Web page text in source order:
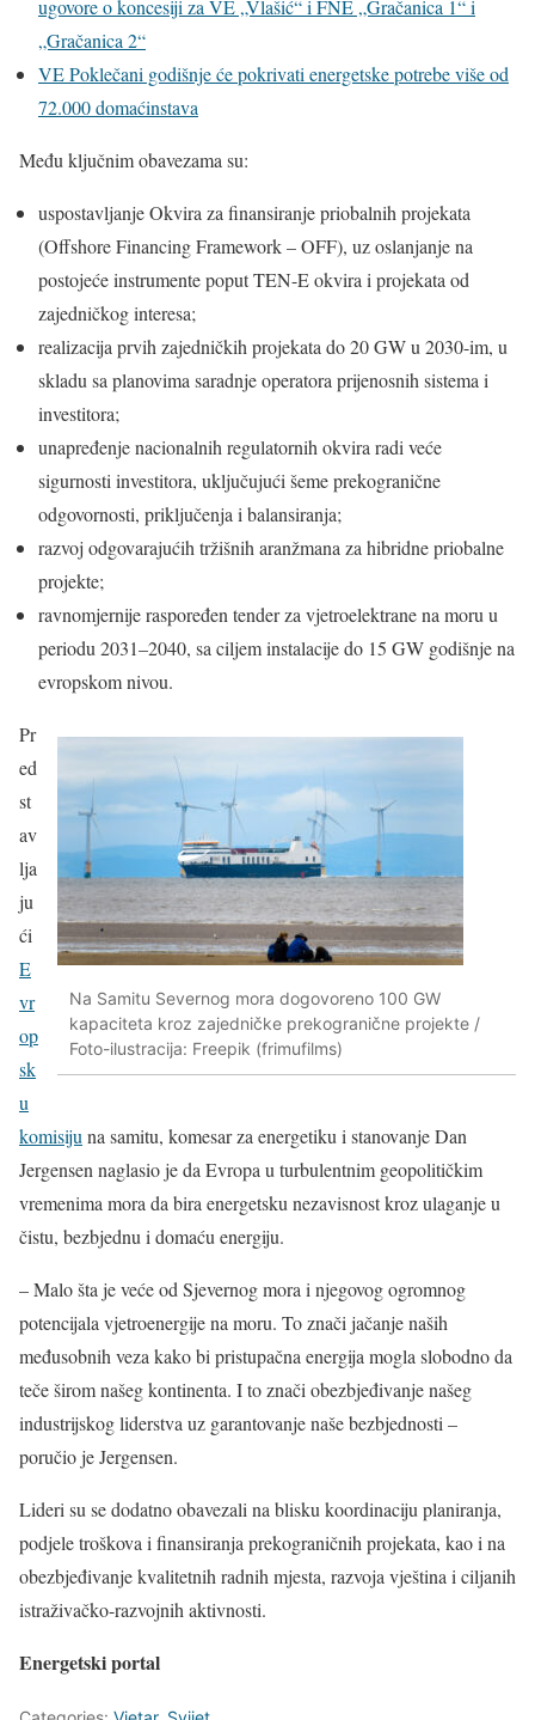
ugovore o koncesiji za VE „Vlašić“ i FNE „Gračanica 1“ i
„Gračanica 2“
VE Poklečani godišnje će pokrivati energetske potrebe više od
72.000 domaćinstava
Među ključnim obavezama su:
uspostavljanje Okvira za finansiranje priobalnih projekata
(Offshore Financing Framework – OFF), uz oslanjanje na
postojeće instrumente poput TEN-E okvira i projekata od
zajedničkog interesa;
realizacija prvih zajedničkih projekata do 20 GW u 2030-im, u
skladu sa planovima saradnje operatora prijenosnih sistema i
investitora;
unapređenje nacionalnih regulatornih okvira radi veće
sigurnosti investitora, uključujući šeme prekogranične
odgovornosti, priključenja i balansiranja;
razvoj odgovarajućih tržišnih aranžmana za hibridne priobalne
projekte;
ravnomjernije raspoređen tender za vjetroelektrane na moru u
periodu 2031–2040, sa ciljem instalacije do 15 GW godišnje na
evropskom nivou.
Na Samitu Severnog mora dogovoreno 100 GW
kapaciteta kroz zajedničke prekogranične projekte /
Foto-ilustracija: Freepik (frimufilms)
Pr
ed
st
av
lja
ju
ći
E
vr
op
sk
u
komisiju na samitu, komesar za energetiku i stanovanje Dan
Jergensen naglasio je da Evropa u turbulentnim geopolitičkim
vremenima mora da bira energetsku nezavisnost kroz ulaganje u
čistu, bezbjednu i domaću energiju.
– Malo šta je veće od Sjevernog mora i njegovog ogromnog
potencijala vjetroenergije na moru. To znači jačanje naših
međusobnih veza kako bi pristupačna energija mogla slobodno da
teče širom našeg kontinenta. I to znači obezbjeđivanje našeg
industrijskog liderstva uz garantovanje naše bezbjednosti –
poručio je Jergensen.
Lideri su se dodatno obavezali na blisku koordinaciju planiranja,
podjele troškova i finansiranja prekograničnih projekata, kao i na
obezbjeđivanje kvalitetnih radnih mjesta, razvoja vještina i ciljanih
istraživačko-razvojnih aktivnosti.
Energetski portal